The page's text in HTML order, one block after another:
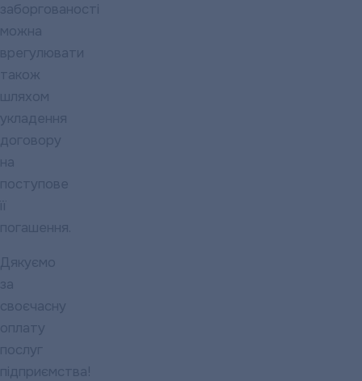
заборгованості
можна
врегулювати
також
шляхом
укладення
договору
на
поступове
її
погашення.
Дякуємо
за
своєчасну
оплату
послуг
підприємства!